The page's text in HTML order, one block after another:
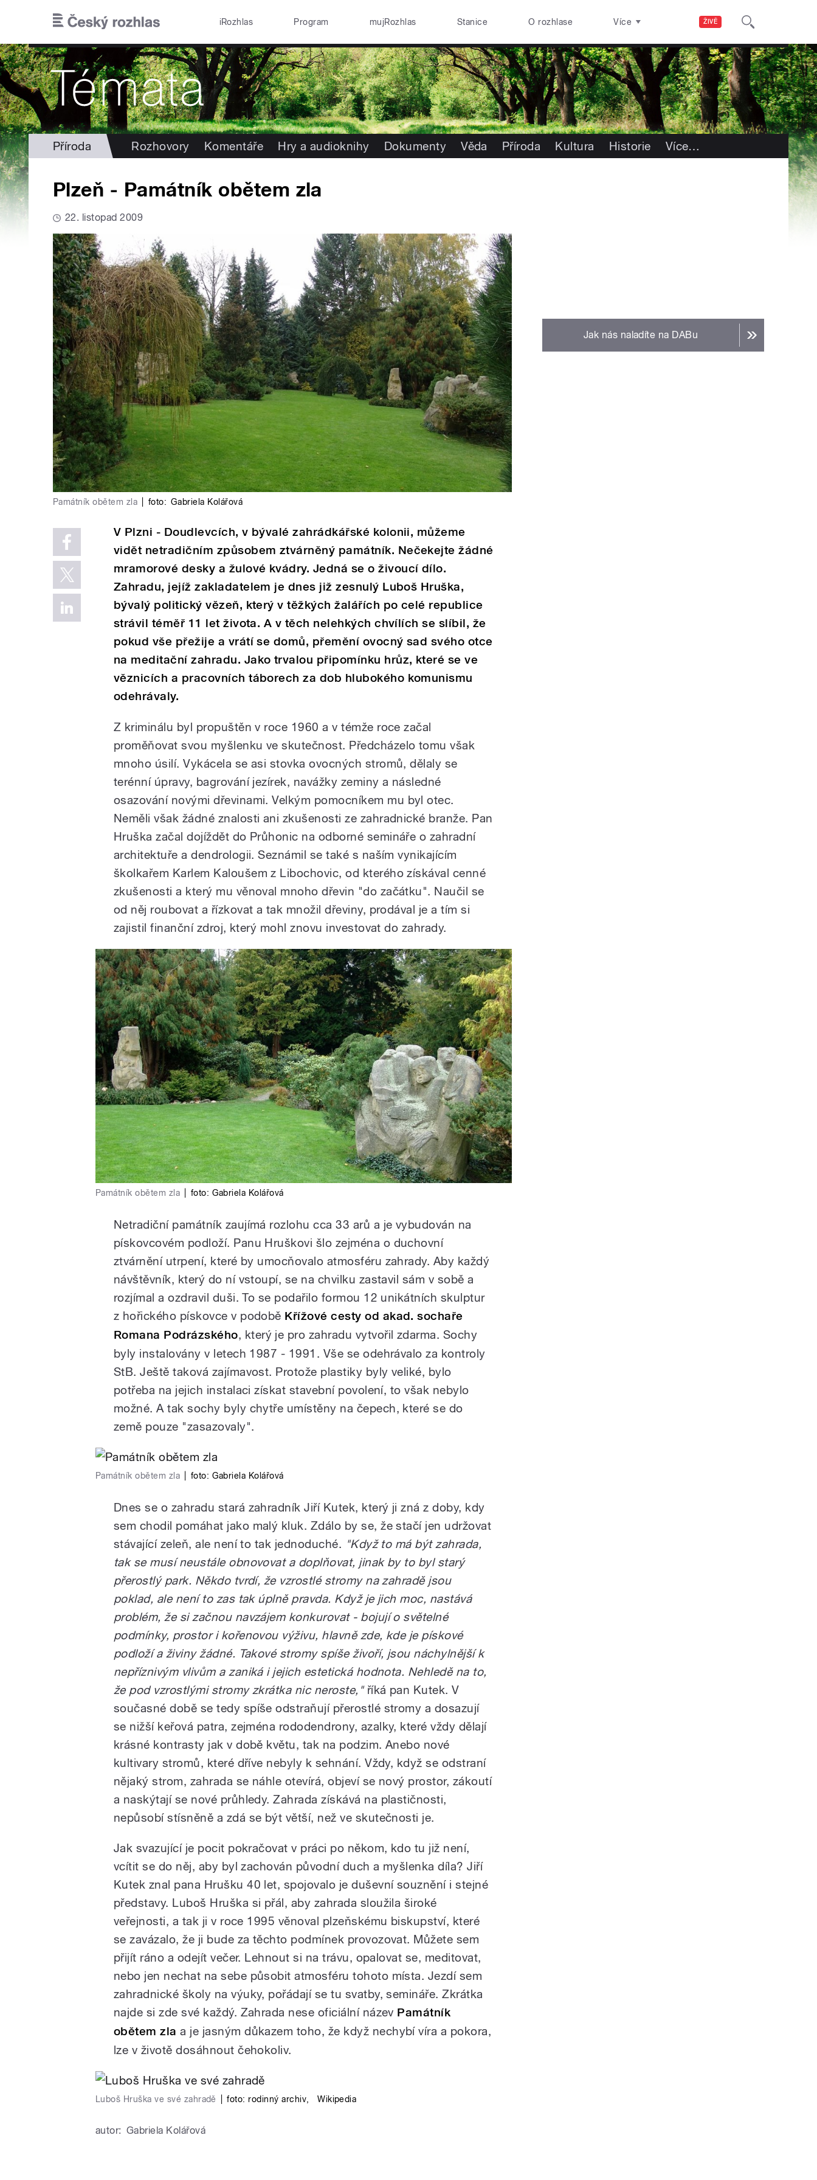
ŽIVĚ
iRozhlas Program mujRozhlas Stanice O rozhlase Více
Příroda Rozhovory Komentáře Hry a audioknihy Dokumenty Věda Příroda Kultura Historie Více…
Plzeň - Památník obětem zla
22. listopad 2009
Památník obětem zla foto: Gabriela Kolářová
V Plzni - Doudlevcích, v bývalé zahrádkářské kolonii, můžeme
vidět netradičním způsobem ztvárněný památník. Nečekejte žádné
mramorové desky a žulové kvádry. Jedná se o živoucí dílo.
Zahradu, jejíž zakladatelem je dnes již zesnulý Luboš Hruška,
bývalý politický vězeň, který v těžkých žalářích po celé republice
strávil téměř 11 let života. A v těch nelehkých chvílích se slíbil, že
pokud vše přežije a vrátí se domů, přemění ovocný sad svého otce
na meditační zahradu. Jako trvalou připomínku hrůz, které se ve
věznicích a pracovních táborech za dob hlubokého komunismu
odehrávaly.
Z kriminálu byl propuštěn v roce 1960 a v témže roce začal
proměňovat svou myšlenku ve skutečnost. Předcházelo tomu však
mnoho úsilí. Vykácela se asi stovka ovocných stromů, dělaly se
terénní úpravy, bagrování jezírek, navážky zeminy a následné
osazování novými dřevinami. Velkým pomocníkem mu byl otec.
Neměli však žádné znalosti ani zkušenosti ze zahradnické branže. Pan
Hruška začal dojíždět do Průhonic na odborné semináře o zahradní
architektuře a dendrologii. Seznámil se také s naším vynikajícím
školkařem Karlem Kaloušem z Libochovic, od kterého získával cenné
zkušenosti a který mu věnoval mnoho dřevin "do začátku". Naučil se
od něj roubovat a řízkovat a tak množil dřeviny, prodával je a tím si
zajistil finanční zdroj, který mohl znovu investovat do zahrady.
Památník obětem zla foto: Gabriela Kolářová
Netradiční památník zaujímá rozlohu cca 33 arů a je vybudován na
pískovcovém podloží. Panu Hruškovi šlo zejména o duchovní
ztvárnění utrpení, které by umocňovalo atmosféru zahrady. Aby každý
návštěvník, který do ní vstoupí, se na chvilku zastavil sám v sobě a
rozjímal a ozdravil duši. To se podařilo formou 12 unikátních skulptur
z hořického pískovce v podobě Křížové cesty od akad. sochaře
Romana Podrázského, který je pro zahradu vytvořil zdarma. Sochy
byly instalovány v letech 1987 - 1991. Vše se odehrávalo za kontroly
StB. Ještě taková zajímavost. Protože plastiky byly veliké, bylo
potřeba na jejich instalaci získat stavební povolení, to však nebylo
možné. A tak sochy byly chytře umístěny na čepech, které se do
země pouze "zasazovaly".
Památník obětem zla foto: Gabriela Kolářová
Dnes se o zahradu stará zahradník Jiří Kutek, který ji zná z doby, kdy
sem chodil pomáhat jako malý kluk. Zdálo by se, že stačí jen udržovat
stávající zeleň, ale není to tak jednoduché. "Když to má být zahrada,
tak se musí neustále obnovovat a doplňovat, jinak by to byl starý
přerostlý park. Někdo tvrdí, že vzrostlé stromy na zahradě jsou
poklad, ale není to zas tak úplně pravda. Když je jich moc, nastává
problém, že si začnou navzájem konkurovat - bojují o světelné
podmínky, prostor i kořenovou výživu, hlavně zde, kde je pískové
podloží a živiny žádné. Takové stromy spíše živoří, jsou náchylnější k
nepříznivým vlivům a zaniká i jejich estetická hodnota. Nehledě na to,
že pod vzrostlými stromy zkrátka nic neroste,"říká pan Kutek. V
současné době se tedy spíše odstraňují přerostlé stromy a dosazují
se nižší keřová patra, zejména rododendrony, azalky, které vždy dělají
krásné kontrasty jak v době květu, tak na podzim. Anebo nové
kultivary stromů, které dříve nebyly k sehnání. Vždy, když se odstraní
nějaký strom, zahrada se náhle otevírá, objeví se nový prostor, zákoutí
a naskýtají se nové průhledy. Zahrada získává na plastičnosti,
nepůsobí stísněně a zdá se být větší, než ve skutečnosti je.
Jak svazující je pocit pokračovat v práci po někom, kdo tu již není,
vcítit se do něj, aby byl zachován původní duch a myšlenka díla? Jiří
Kutek znal pana Hrušku 40 let, spojovalo je duševní souznění i stejné
představy. Luboš Hruška si přál, aby zahrada sloužila široké
veřejnosti, a tak ji v roce 1995 věnoval plzeňskému biskupství, které
se zavázalo, že ji bude za těchto podmínek provozovat. Můžete sem
přijít ráno a odejít večer. Lehnout si na trávu, opalovat se, meditovat,
nebo jen nechat na sebe působit atmosféru tohoto místa. Jezdí sem
zahradnické školy na výuky, pořádají se tu svatby, semináře. Zkrátka
najde si zde své každý. Zahrada nese oficiální název Památník
obětem zla a je jasným důkazem toho, že když nechybí víra a pokora,
lze v životě dosáhnout čehokoliv.
Luboš Hruška ve své zahradě foto:rodinný archiv,Wikipedia
autor: Gabriela Kolářová
Jak nás naladíte na DABu